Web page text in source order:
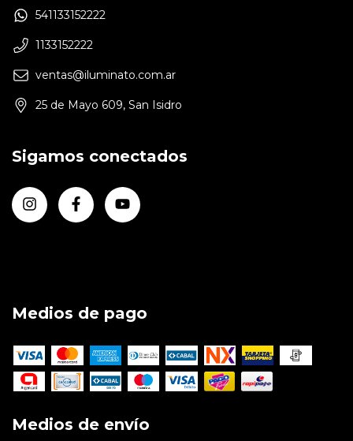
541133152222
1133152222
ventas@iluminato.com.ar
25 de Mayo 609, San Isidro
Sigamos conectados
Medios de pago
Medios de envío